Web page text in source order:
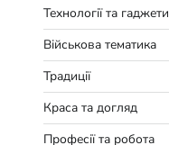
Технології та гаджети
Військова тематика
Традиції
Краса та догляд
Професії та робота